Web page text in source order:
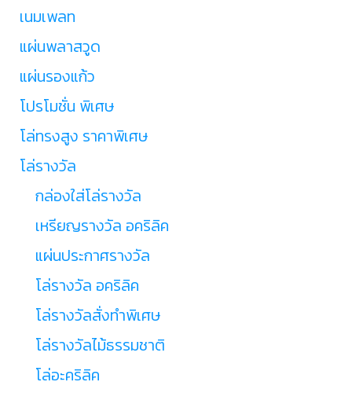
เนมเพลท
แผ่นพลาสวูด
แผ่นรองแก้ว
โปรโมชั่น พิเศษ
โล่ทรงสูง ราคาพิเศษ
โล่รางวัล
กล่องใส่โล่รางวัล
เหรียญรางวัล อคริลิค
แผ่นประกาศรางวัล
โล่รางวัล อคริลิค
โล่รางวัลสั่งทำพิเศษ
โล่รางวัลไม้ธรรมชาติ
โล่อะคริลิค